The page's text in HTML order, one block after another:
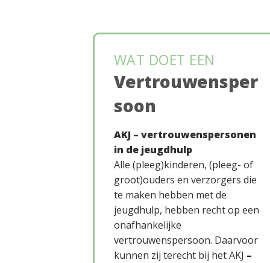
WAT DOET EEN
Vertrouwensper
soon
AKJ – vertrouwenspersonen
in de jeugdhulp
Alle (pleeg)kinderen, (pleeg- of
groot)ouders en verzorgers die
te maken hebben met de
jeugdhulp, hebben recht op een
onafhankelijke
vertrouwenspersoon. Daarvoor
kunnen zij terecht bij het AKJ –